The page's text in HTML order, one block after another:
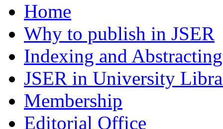
Home
Why to publish in JSER
Indexing and Abstracting
JSER in University
Membership
Editorial Office